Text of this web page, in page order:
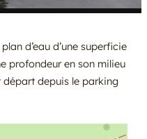
d’eau d’une superficie
profondeur en son milieu
départ depuis le parking